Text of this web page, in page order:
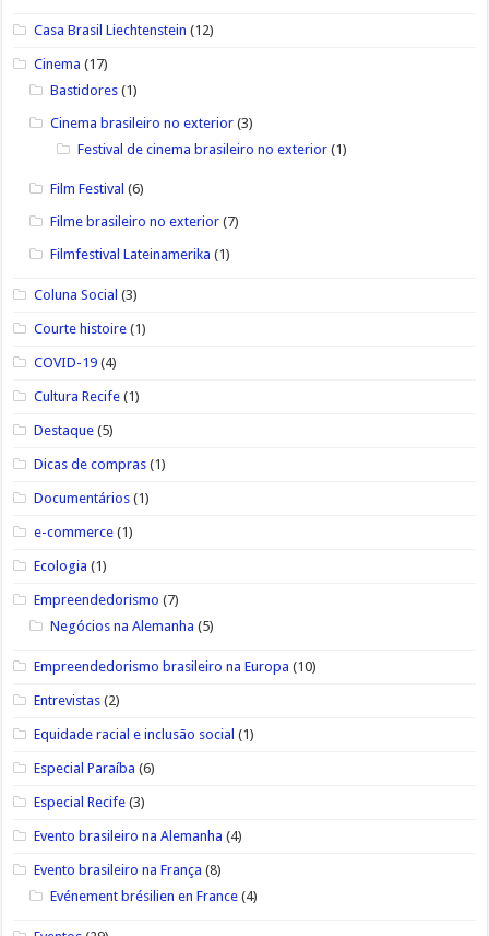
Casa Brasil Liechtenstein (12)
Cinema (17)
Bastidores (1)
Cinema brasileiro no exterior (3)
Festival de cinema brasileiro no exterior (1)
Film Festival (6)
Filme brasileiro no exterior (7)
Filmfestival Lateinamerika (1)
Coluna Social (3)
Courte histoire (1)
COVID-19 (4)
Cultura Recife (1)
Destaque (5)
Dicas de compras (1)
Documentários (1)
e-commerce (1)
Ecologia (1)
Empreendedorismo (7)
Negócios na Alemanha (5)
Empreendedorismo brasileiro na Europa (10)
Entrevistas (2)
Equidade racial e inclusão social (1)
Especial Paraíba (6)
Especial Recife (3)
Evento brasileiro na Alemanha (4)
Evento brasileiro na França (8)
Evénement brésilien en France (4)